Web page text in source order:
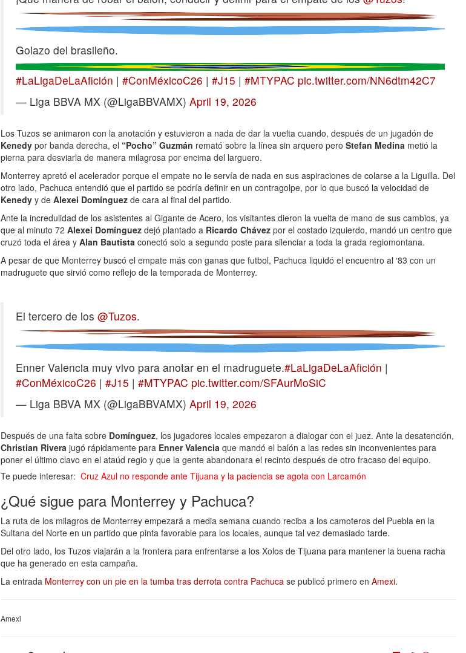
Golazo del brasileño.
#LaLigaDeLaAfición | #ConMéxicoC26 | #J15 | #MTYPAC pic.twitter.com/NN6dtm42C7
— Liga BBVA MX (@LigaBBVAMX) April 19, 2026
Los Tuzos se animaron con la anotación y estuvieron a nada de dar la vuelta cuando, después de un jugadón de
Kenedy por banda derecha, el “Pocho” Guzmán remató sobre la línea sin arquero pero Stefan Medina metió la
pierna para desviarla de manera milagrosa por encima del larguero.
Monterrey apretó el acelerador porque el empate no le servía de nada en sus aspiraciones de colarse a la Liguilla. Del
otro lado, Pachuca entendió que el partido se podría definir en un contragolpe, por lo que buscó la velocidad de
Kenedy y de Alexei Domínguez de cara al final del partido.
Ante la incredulidad de los asistentes al Gigante de Acero, los visitantes dieron la vuelta de mano de sus cambios, ya
que al minuto 72 Alexei Domínguez dejó plantado a Ricardo Chávez por el costado izquierdo, mandó un centro que
cruzó toda el área y Alan Bautista conectó solo a segundo poste para silenciar a toda la grada regiomontana.
A pesar de que Monterrey buscó el empate más con ganas que futbol, Pachuca liquidó el encuentro al ‘83 con un
madruguete que sirvió como reflejo de la temporada de Monterrey.
El tercero de los @Tuzos.
Enner Valencia muy vivo para anotar en el madruguete.#LaLigaDeLaAfición |
#ConMéxicoC26 | #J15 | #MTYPAC pic.twitter.com/SFAurMoSiC
— Liga BBVA MX (@LigaBBVAMX) April 19, 2026
Después de una falta sobre Domínguez, los jugadores locales empezaron a dialogar con el juez. Ante la desatención,
Christian Rivera jugó rápidamente para Enner Valencia que mandó el balón a las redes sin inconvenientes para
poner el último clavo en el ataúd regio y que la gente abandonara el recinto después de otro fracaso del equipo.
Te puede interesar: Cruz Azul no responde ante Tijuana y la paciencia se agota con Larcamón
¿Qué sigue para Monterrey y Pachuca?
La ruta de los milagros de Monterrey empezará a media semana cuando reciba a los camoteros del Puebla en la
Sultana del Norte en un partido que pinta favorable para los locales, aunque tal vez demasiado tarde.
Del otro lado, los Tuzos viajarán a la frontera para enfrentarse a los Xolos de Tijuana para mantener la buena racha
que ha generado en esta campaña.
La entrada Monterrey con un pie en la tumba tras derrota contra Pachuca se publicó primero en Amexi.
Amexi